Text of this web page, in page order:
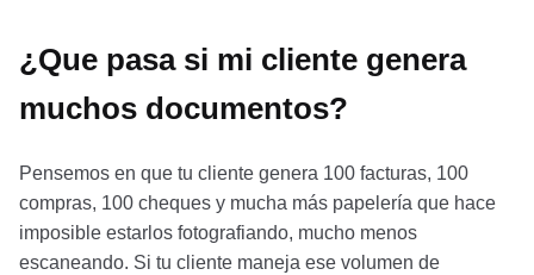
¿Que pasa si mi cliente genera
muchos documentos?
Pensemos en que tu cliente genera 100 facturas, 100
compras, 100 cheques y mucha más papelería que hace
imposible estarlos fotografiando, mucho menos
escaneando. Si tu cliente maneja ese volumen de